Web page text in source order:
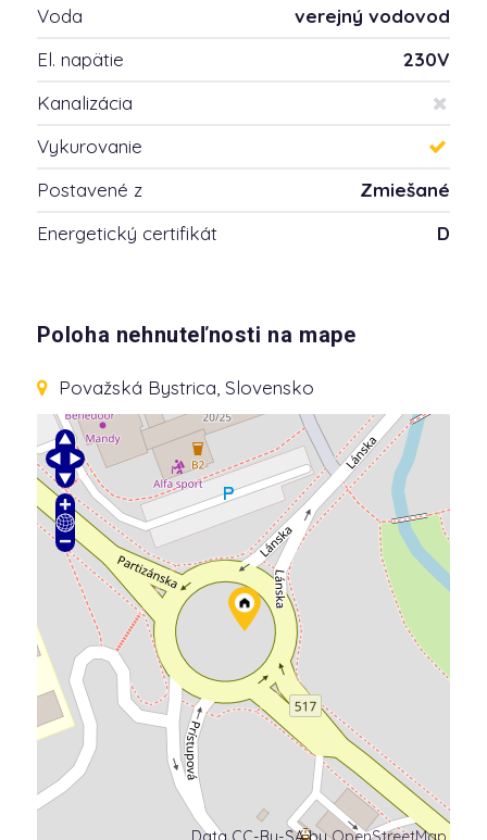
Voda
verejný vodovod
El. napätie
230V
Kanalizácia
Vykurovanie
Postavené z
Zmiešané
Energetický certifikát
D
Poloha nehnuteľnosti na mape
Považská Bystrica, Slovensko